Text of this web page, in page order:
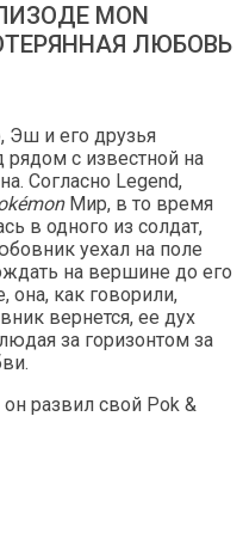
​​MON
ЛЮБОВЬ
Эш и его друзья
с известной на
Согласно Legend,
Мир, в то время
в одного из солдат,
уехал на поле
на вершине до его
она, как говорили,
вернется, ее дух
за горизонтом за
он развил свой Pok &